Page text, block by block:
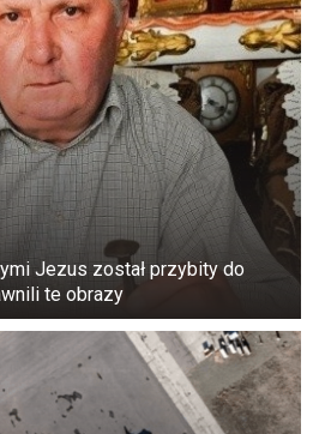
Jezus został przybity do
te obrazy